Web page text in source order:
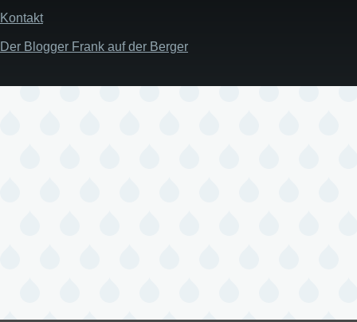
Kontakt
Der Blogger Frank auf der Berger